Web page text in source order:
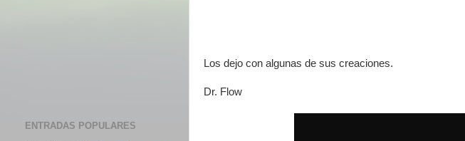
Los dejo con algunas de sus creaciones.
Dr. Flow
ENTRADAS POPULARES